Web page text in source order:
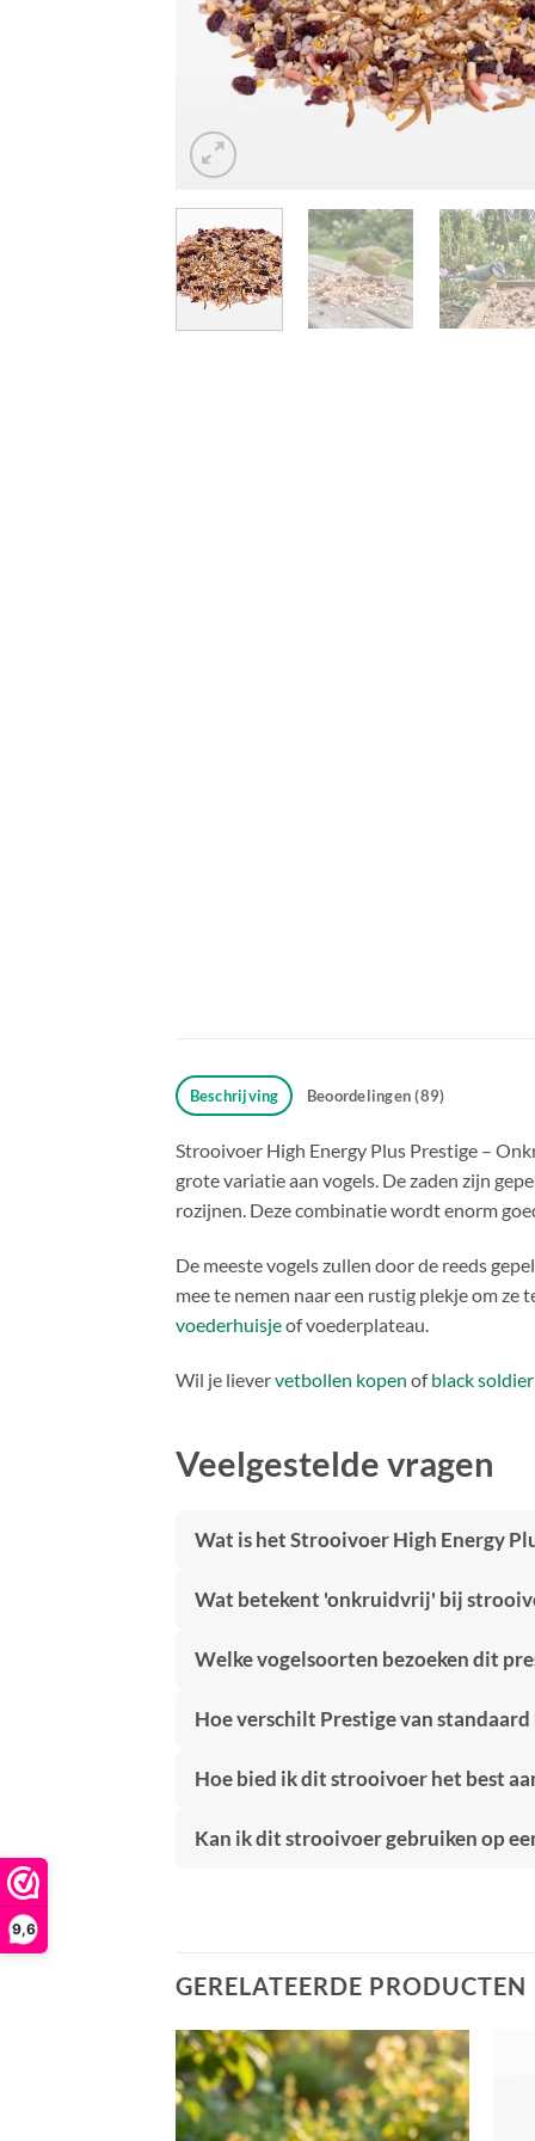
9,6
Beschrijving Beoordelingen (89)
Strooivoer High Energy Plus Prestige –
grote variatie aan vogels. De zaden zijn
rozijnen. Deze combinatie wordt enorm
De meeste vogels zullen door de reeds
mee te nemen naar een rustig plekje om
voederhuisjeof voederplateau.
Wil je lievervetbollen kopen ofblack
Veelgestelde vragen
Wat is het Strooivoer High Energy
Wat betekent 'onkruidvrij' bij
Welke vogelsoorten bezoeken dit
Hoe verschilt Prestige van
Hoe bied ik dit strooivoer het best
Kan ik dit strooivoer gebruiken op
GERELATEERDE PRODUCTEN
Toevoegen
aan
verlanglijst